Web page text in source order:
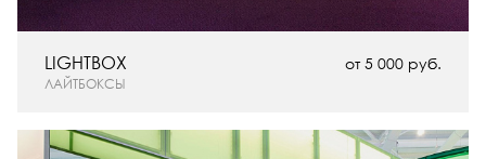
от 5 000 руб.
ЛАЙТБОКСЫ
LIGHTBOX